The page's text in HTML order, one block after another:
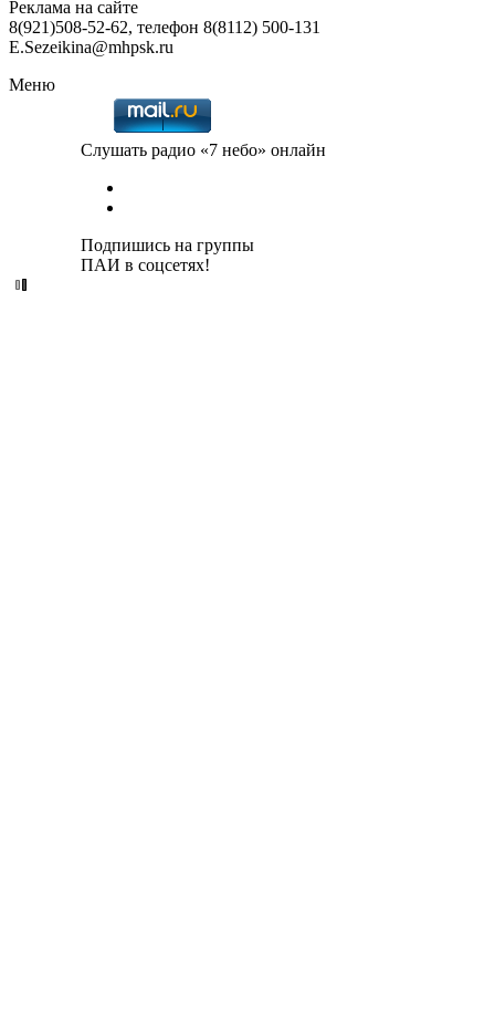
Реклама на сайте
8(921)508-52-62, телефон 8(8112) 500-131
E.Sezeikina@mhpsk.ru
Меню
Слушать радио «7 небо» онлайн
Подпишись на группы
ПАИ в соцсетях!